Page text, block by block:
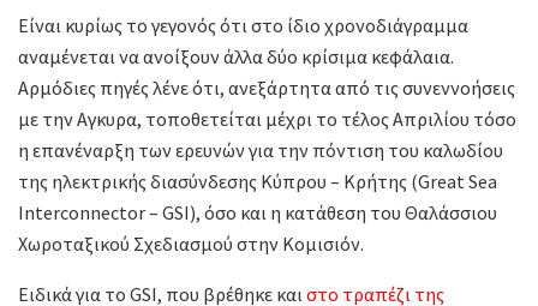
Είναι κυρίως το γεγονός ότι στο ίδιο χρονοδιάγραμμα
αναμένεται να ανοίξουν άλλα δύο κρίσιμα κεφάλαια.
Αρμόδιες πηγές λένε ότι, ανεξάρτητα από τις συνεννοήσεις
με την Αγκυρα, τοποθετείται μέχρι το τέλος Απριλίου τόσο
η επανέναρξη των ερευνών για την πόντιση του καλωδίου
της ηλεκτρικής διασύνδεσης Κύπρου – Κρήτης (Great Sea
Interconnector – GSI), όσο και η κατάθεση του Θαλάσσιου
Χωροταξικού Σχεδιασμού στην Κομισιόν.
Ειδικά για το GSI, που βρέθηκε καιστο τραπέζι της